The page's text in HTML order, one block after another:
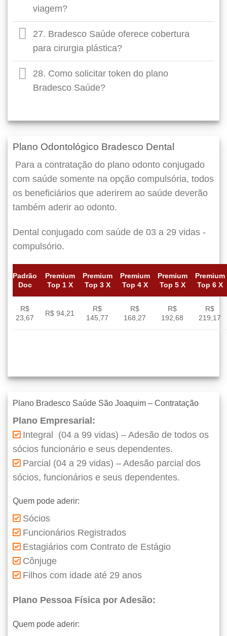
viagem?
27. Bradesco Saúde oferece cobertura
para cirurgia plástica?
28. Como solicitar token do plano
Bradesco Saúde?
Plano Odontológico Bradesco Dental
Para a contratação do plano odonto conjugado
com saúde somente na opção compulsória, todos
os beneficiários que aderirem ao saúde deverão
também aderir ao odonto.
Dental conjugado com saúde de 03 a 29 vidas -
compulsório.
Padrão
Doc
Premium
Top 1 X
Premium
Top 3 X
Premium
Top 4 X
Premium
Top 5 X
Premium
Top 6 X
R$
23,67
R$ 94,21
R$
145,77
R$
168,27
R$
192,68
R$
219,17
Plano Bradesco Saúde São Joaquim – Contratação
Plano Empresarial:
Integral (04 a 99 vidas) – Adesão de todos os
sócios funcionário e seus dependentes.
Parcial (04 a 29 vidas) – Adesão parcial dos
sócios, funcionários e seus dependentes.
Quem pode aderir:
Sócios
Funcionários Registrados
Estagiários com Contrato de Estágio
Cônjuge
Filhos com idade até 29 anos
Plano Pessoa Física por Adesão:
Quem pode aderir: